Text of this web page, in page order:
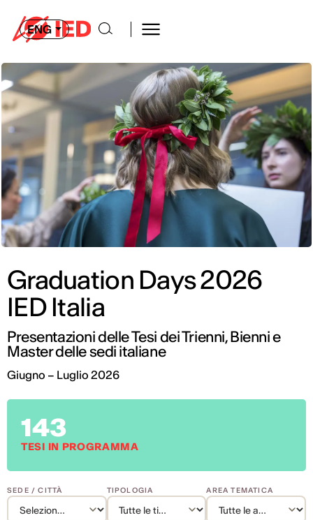
ENG
Graduation Days 2026
IED Italia
Presentazioni delle Tesi dei Trienni, Bienni e
Master delle sedi italiane
Giugno – Luglio 2026
143
TESI IN PROGRAMMA
SEDE / CITTÀ TIPOLOGIA AREA TEMATICA